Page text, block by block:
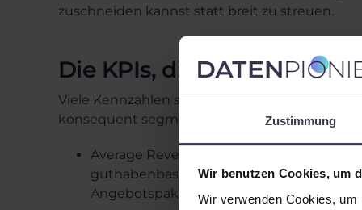
Zustimmung
Wir benutzen Cookies, um
Wir verwenden Cookies,
zuschneiden kannst statt breit zu streuen.
Die KPIs, die fast immer
Viele Kennzahlen sind möglich. In der Praxis
konsequent segmentiert sind:
Average Revenue per User (ARPU):
guthabenbasierten Teilnehmern sowie
Angebotspakete zu optimieren.